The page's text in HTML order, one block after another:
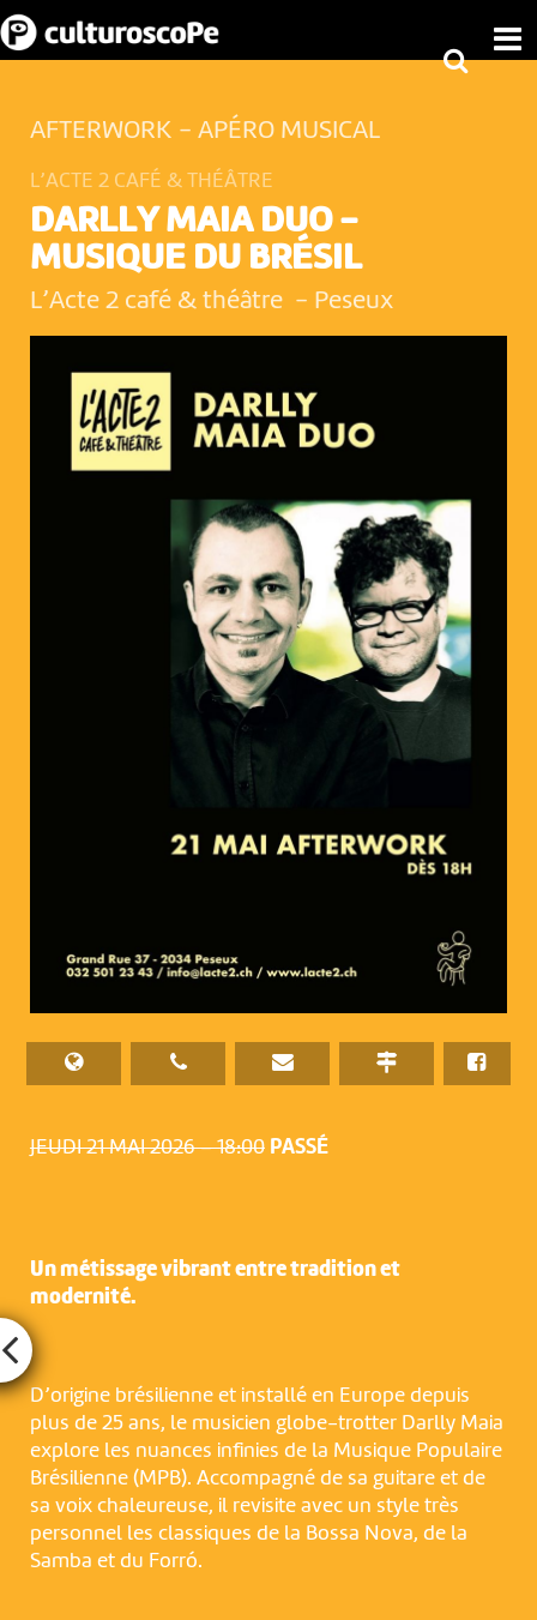
JEUDI 21 MAI 2026 – 18:00 PASSÉ
AFTERWORK - APÉRO MUSICAL
L’ACTE 2 CAFÉ & THÉÂTRE
DARLLY MAIA DUO -
MUSIQUE DU BRÉSIL
L’Acte 2 café & théâtre - Peseux
Un métissage vibrant entre tradition et
modernité.
D’origine brésilienne et installé en Europe depuis
plus de 25 ans, le musicien globe-trotter Darlly Maia
explore les nuances infinies de la Musique Populaire
Brésilienne (MPB). Accompagné de sa guitare et de
sa voix chaleureuse, il revisite avec un style très
personnel les classiques de la Bossa Nova, de la
Samba et du Forró.